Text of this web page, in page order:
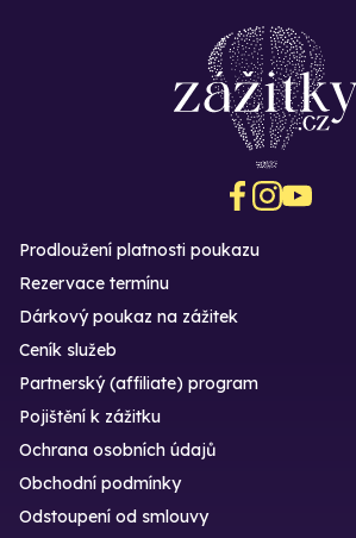
Prodloužení platnosti poukazu
Rezervace termínu
Dárkový poukaz na zážitek
Ceník služeb
Partnerský (affiliate) program
Pojištění k zážitku
Ochrana osobních údajů
Obchodní podmínky
Odstoupení od smlouvy